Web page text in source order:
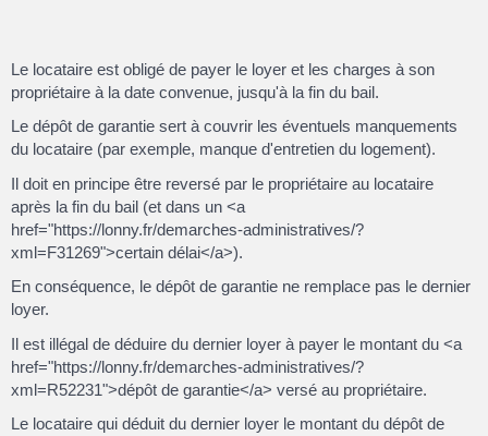
Le locataire est obligé de payer le loyer et les charges à son
propriétaire à la date convenue, jusqu'à la fin du bail.
Le dépôt de garantie sert à couvrir les éventuels manquements
du locataire (par exemple, manque d'entretien du logement).
Il doit en principe être reversé par le propriétaire au locataire
après la fin du bail (et dans un <a
href="https://lonny.fr/demarches-administratives/?
xml=F31269">certain délai</a>).
En conséquence, le dépôt de garantie ne remplace pas le dernier
loyer.
Il est illégal de déduire du dernier loyer à payer le montant du <a
href="https://lonny.fr/demarches-administratives/?
xml=R52231">dépôt de garantie</a> versé au propriétaire.
Le locataire qui déduit du dernier loyer le montant du dépôt de